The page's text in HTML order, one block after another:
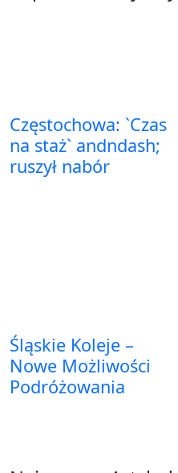
Częstochowa: `Czas
na staż` andndash;
ruszył nabór
Śląskie Koleje –
Nowe Możliwości
Podróżowania